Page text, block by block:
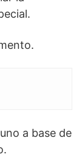
a base de